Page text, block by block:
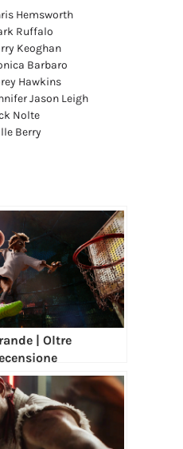
Hemsworth
Ruffalo
Keoghan
Barbaro
Hawkins
Jason Leigh
Nolte
Berry
| Oltre